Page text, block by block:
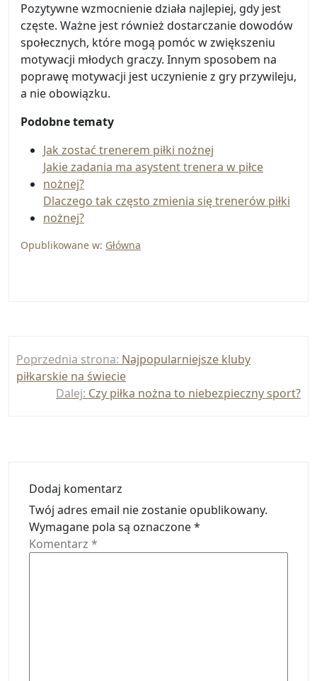
Pozytywne wzmocnienie działa najlepiej, gdy jest
częste. Ważne jest również dostarczanie dowodów
społecznych, które mogą pomóc w zwiększeniu
motywacji młodych graczy. Innym sposobem na
poprawę motywacji jest uczynienie z gry przywileju,
a nie obowiązku.
Podobne tematy
Jak zostać trenerem piłki nożnej
Jakie zadania ma asystent trenera w piłce
nożnej?
Dlaczego tak często zmienia się trenerów piłki
nożnej?
Opublikowane w: Główna
wpisu
Poprzednia strona: Najpopularniejsze kluby
piłkarskie na świecie
Dalej: Czy piłka nożna to niebezpieczny sport?
Dodaj komentarz
Twój adres email nie zostanie opublikowany.
Wymagane pola są oznaczone*
Komentarz *